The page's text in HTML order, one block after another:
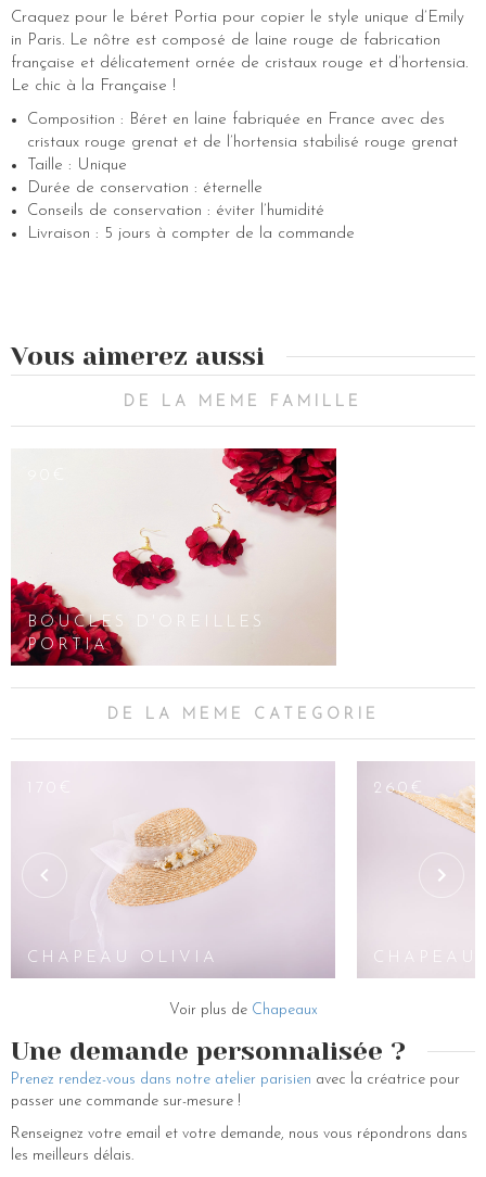
Craquez pour le béret Portia pour copier le style unique d’Emily
in Paris. Le nôtre est composé de laine rouge de fabrication
française et délicatement ornée de cristaux rouge et d’hortensia.
Le chic à la Française !
Composition : Béret en laine fabriquée en France avec des
cristaux rouge grenat et de l’hortensia stabilisé rouge grenat
Taille : Unique
Durée de conservation : éternelle
Conseils de conservation : éviter l’humidité
Livraison : 5 jours à compter de la commande
Vous aimerez aussi
DE LA MEME FAMILLE
BOUCLES D'OREILLES
PORTIA
DE LA MEME CATEGORIE
170€
CHAPEAU OLIVIA
260€
Voir plus de Chapeaux
Une demande personnalisée ?
Prenez rendez-vous dans notre atelier parisien avec la créatrice pour
passer une commande sur-mesure !
Renseignez votre email et votre demande, nous vous répondrons dans
les meilleurs délais.